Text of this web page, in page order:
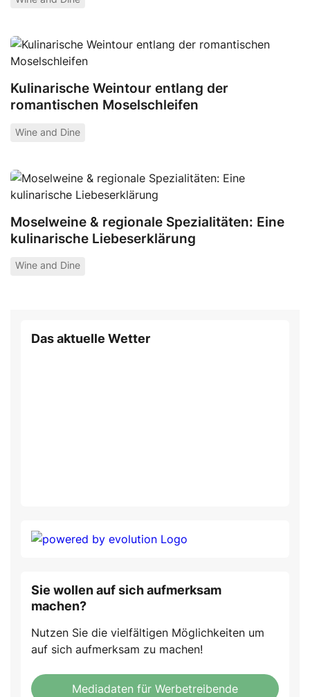
Kulinarische Weintour entlang der
romantischen Moselschleifen
Wine and Dine
Moselweine & regionale Spezialitäten: Eine
kulinarische Liebeserklärung
Wine and Dine
Das aktuelle Wetter
Sie wollen auf sich aufmerksam
machen?
Nutzen Sie die vielfältigen Möglichkeiten um
auf sich aufmerksam zu machen!
Mediadaten für Werbetreibende